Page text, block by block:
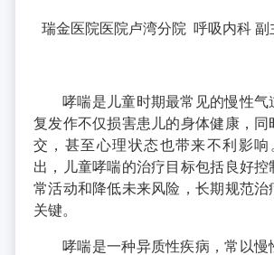
瑞金医院医院卢湾分院 呼吸内科
哮喘是儿童时期最常见的慢性气
复发作不仅损害患儿的身体健康，同
交，甚至心理状态也带来不利影响
出，儿童哮喘的治疗目标包括良好控
常活动和降低未来风险，长期规范治
关键。
哮喘是一种异质性疾病，常以慢